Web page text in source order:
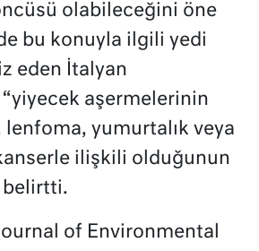
olabileceğini öne
bu konuyla ilgili yedi
eden İtalyan
“yiyecek aşermelerinin
yumurtalık veya
ilişkili olduğunun
belirtti.
of Environmental